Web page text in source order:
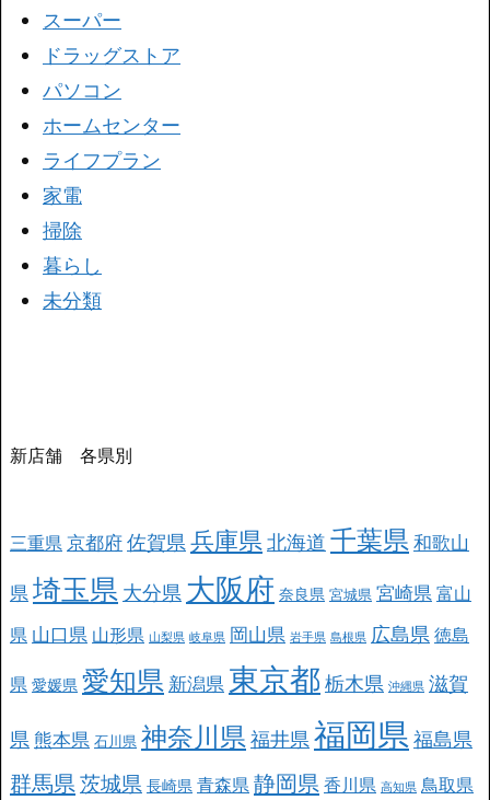
スーパー
ドラッグストア
パソコン
ホームセンター
ライフプラン
家電
掃除
暮らし
未分類
新店舗 各県別
三重県京都府佐賀県 兵庫県北海道 千葉県 和歌山
県 埼玉県 大分県 大阪府 奈良県 宮城県 宮崎県 富山
県 山口県 山形県 山梨県 岐阜県 岡山県 岩手県 島根県 広島県 徳島
県 愛媛県 愛知県 新潟県 東京都 栃木県 沖縄県 滋賀
県 熊本県 石川県 神奈川県 福井県 福岡県福島県
群馬県茨城県 長崎県 青森県静岡県 香川県 高知県 鳥取県